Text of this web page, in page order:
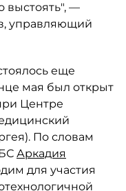
выстоять", —
управляющий
еще
мая был открыт
Центре
По словам
Аркадия
для участия